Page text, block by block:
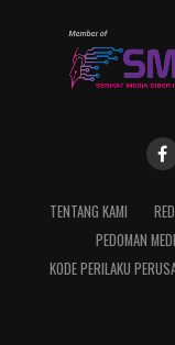
TENTANG KAMI
PEDOMAN
KODE PERILAKU